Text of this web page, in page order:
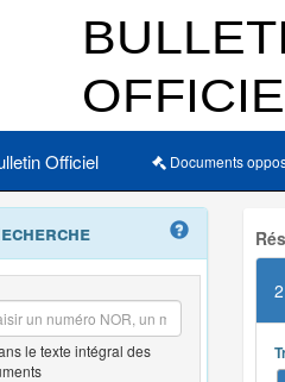
Officiel Documents
le texte intégral des